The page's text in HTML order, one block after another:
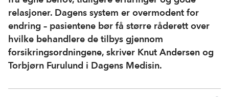
relasjoner. Dagens system er overmodent for
endring – pasientene bør få større råderett over
hvilke behandlere de tilbys gjennom
forsikringsordningene, skriver Knut Andersen og
Torbjørn Furulund i Dagens Medisin.